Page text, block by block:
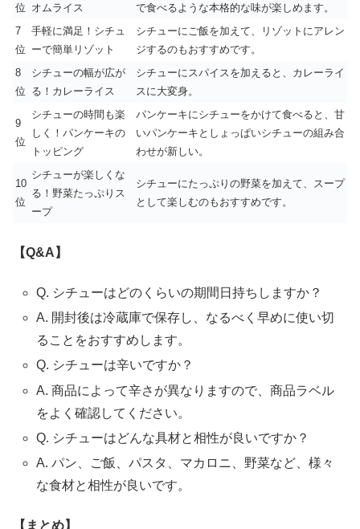
位 オムライス
で食べるような本格的な味が楽しめます。
7
位
手軽に満足！シチュ
ーで簡単リゾット
シチューにご飯を加えて、リゾットにアレン
ジするのもおすすめです。
8
位
シチューの幅が広が
る！カレーライス
シチューにスパイスを加えると、カレーライ
スに大変身。
9
位
シチューの時間も楽
しく！パンケーキの
トッピング
パンケーキにシチューをかけて食べると、甘
いパンケーキとしょっぱいシチューの組み合
わせが新しい。
10
位
シチューが楽しくな
る！野菜たっぷりス
ープ
シチューにたっぷりの野菜を加えて、スープ
として楽しむのもおすすめです。
【Q&A】
Q. シチューはどのくらいの期間日持ちしますか？
A. 開封後は冷蔵庫で保存し、なるべく早めに使い切
ることをおすすめします。
Q. シチューは辛いですか？
A. 商品によって辛さが異なりますので、商品ラベル
をよく確認してください。
Q. シチューはどんな具材と相性が良いですか？
A. パン、ご飯、パスタ、マカロニ、野菜など、様々
な食材と相性が良いです。
【まとめ】